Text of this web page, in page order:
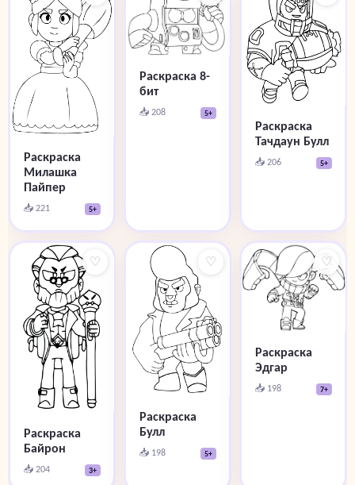
Раскраска
Милашка
Пайпер
📥 221 5+
Раскраска 8-
бит
📥 208 5+
Раскраска
Тачдаун Булл
📥 206 5+
♡
Раскраска
Байрон
📥 204 3+
♡
Раскраска
Булл
📥 198 5+
♡
Раскраска
Эдгар
📥 198 7+